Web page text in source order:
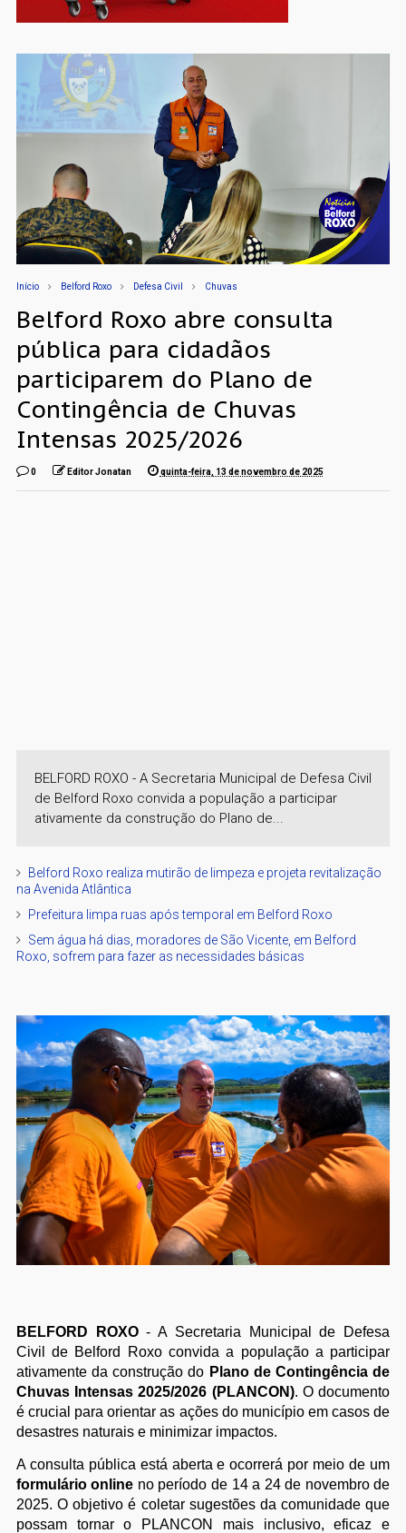
Início Belford Roxo Defesa Civil Chuvas
Belford Roxo abre consulta
pública para cidadãos
participarem do Plano de
Contingência de Chuvas
Intensas 2025/2026
0 Editor Jonatan quinta-feira, 13 de novembro de 2025
BELFORD ROXO - A Secretaria Municipal de Defesa Civil
de Belford Roxo convida a população a participar
ativamente da construção do Plano de...
Belford Roxo realiza mutirão de limpeza e projeta revitalização
na Avenida Atlântica
Prefeitura limpa ruas após temporal em Belford Roxo
Sem água há dias, moradores de São Vicente, em Belford
Roxo, sofrem para fazer as necessidades básicas
BELFORD ROXO- A Secretaria Municipal de Defesa
Civil de Belford Roxo convida a população a participar
ativamente da construção do Plano de Contingência de
Chuvas Intensas 2025/2026 (PLANCON). O documento
é crucial para orientar as ações do município em casos de
desastres naturais e minimizar impactos.
A consulta pública está aberta e ocorrerá por meio de um
formulário online no período de 14 a 24 de novembro de
2025. O objetivo é coletar sugestões da comunidade que
possam tornar o PLANCON mais inclusivo, eficaz e